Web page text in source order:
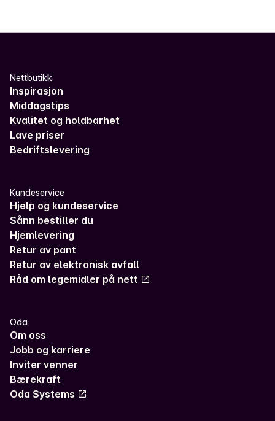
Nettbutikk
Inspirasjon
Middagstips
Kvalitet og holdbarhet
Lave priser
Bedriftslevering
Kundeservice
Hjelp og kundeservice
Sånn bestiller du
Hjemlevering
Retur av pant
Retur av elektronisk avfall
Råd om legemidler på nett
Oda
Om oss
Jobb og karriere
Inviter venner
Bærekraft
Oda Systems